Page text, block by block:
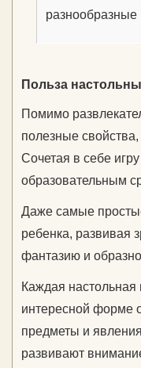
разнообразные
Польза
Помимо
полезные
Сочетая в себе
образовательным
Даже самые
ребенка, развивая
фантазию и
Каждая
интересной форме
предметы и
развивают